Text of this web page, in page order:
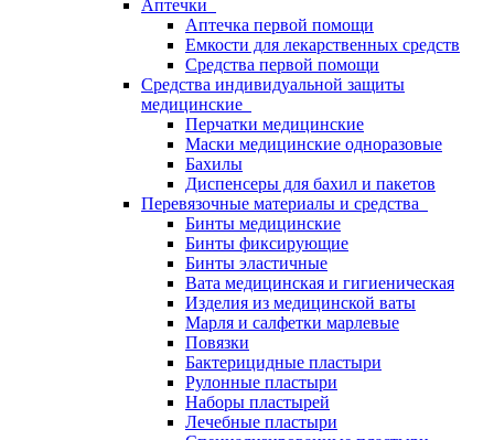
Аптечки
Аптечка первой помощи
Емкости для лекарственных средств
Средства первой помощи
Средства индивидуальной защиты
медицинские
Перчатки медицинские
Маски медицинские одноразовые
Бахилы
Диспенсеры для бахил и пакетов
Перевязочные материалы и средства
Бинты медицинские
Бинты фиксирующие
Бинты эластичные
Вата медицинская и гигиеническая
Изделия из медицинской ваты
Марля и салфетки марлевые
Повязки
Бактерицидные пластыри
Рулонные пластыри
Наборы пластырей
Лечебные пластыри